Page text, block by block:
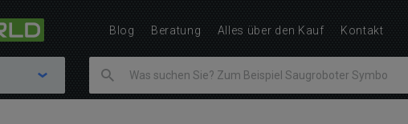
Blog Beratung Alles über den Kauf Kontakt